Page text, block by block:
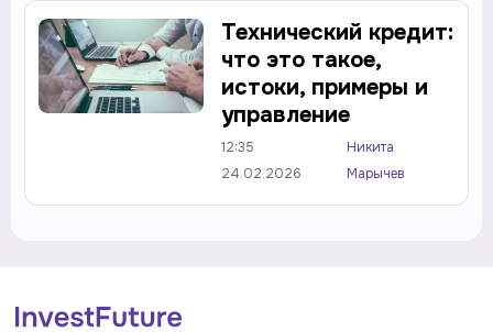
Технический кредит:
что это такое,
истоки, примеры и
управление
12:35
24.02.2026
Никита
Марычев